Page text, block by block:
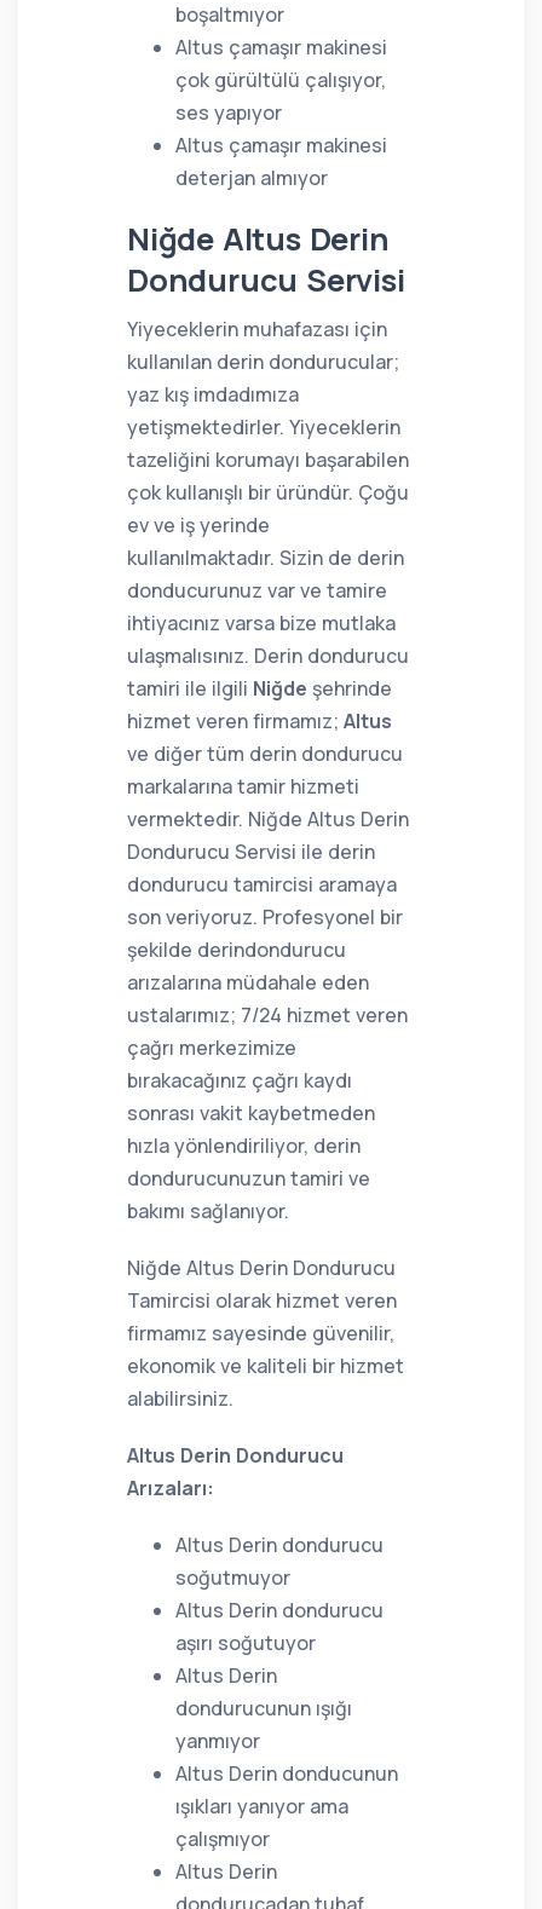
boşaltmıyor
Altus çamaşır makinesi
çok gürültülü çalışıyor,
ses yapıyor
Altus çamaşır makinesi
deterjan almıyor
Niğde Altus Derin
Dondurucu Servisi
Yiyeceklerin muhafazası için
kullanılan derin dondurucular;
yaz kış imdadımıza
yetişmektedirler. Yiyeceklerin
tazeliğini korumayı başarabilen
çok kullanışlı bir üründür. Çoğu
ev ve iş yerinde
kullanılmaktadır. Sizin de derin
donducurunuz var ve tamire
ihtiyacınız varsa bize mutlaka
ulaşmalısınız. Derin dondurucu
tamiri ile ilgili Niğde şehrinde
hizmet veren firmamız; Altus
ve diğer tüm derin dondurucu
markalarına tamir hizmeti
vermektedir. Niğde Altus Derin
Dondurucu Servisi ile derin
dondurucu tamircisi aramaya
son veriyoruz. Profesyonel bir
şekilde derindondurucu
arızalarına müdahale eden
ustalarımız; 7/24 hizmet veren
çağrı merkezimize
bırakacağınız çağrı kaydı
sonrası vakit kaybetmeden
hızla yönlendiriliyor, derin
dondurucunuzun tamiri ve
bakımı sağlanıyor.
Niğde Altus Derin Dondurucu
Tamircisi olarak hizmet veren
firmamız sayesinde güvenilir,
ekonomik ve kaliteli bir hizmet
alabilirsiniz.
Altus Derin Dondurucu
Arızaları:
Altus Derin dondurucu
soğutmuyor
Altus Derin dondurucu
aşırı soğutuyor
Altus Derin
dondurucunun ışığı
yanmıyor
Altus Derin donducunun
ışıkları yanıyor ama
çalışmıyor
Altus Derin